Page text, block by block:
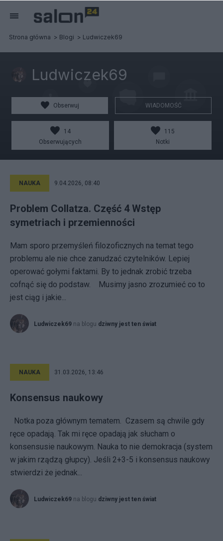
Strona główna Blogi Ludwiczek69
Ludwiczek69
Obserwuj WIADOMOŚĆ
14
Obserwujących
115
Notki
NAUKA 9.04.2026, 08:40
Problem Collatza. Część 4 Wstęp
symetriach i przemienności
Mam sporo przemyśleń filozoficznych na temat tego
problemu ale nie chce zanudzać czytelników. Lepiej
operować gołymi faktami. By to jednak zrobić trzeba
cofnąć się do podstaw. Musimy jasno zrozumieć co to
jest ciąg i jakie...
Ludwiczek69 na blogu dziwny jest ten świat
NAUKA 31.03.2026, 13:46
Konsensus naukowy
Notka poza głównym tematem. Czasem są chwile gdy
ręce opadają. Tak mi ręce opadają jak słucham o
konsensusie naukowym. Nauka to nie demokracja (system
w jakim rządzą głupcy). Jeśli 2+3-5 i konsensus naukowy
stwierdzi że jednak...
Ludwiczek69 na blogu dziwny jest ten świat